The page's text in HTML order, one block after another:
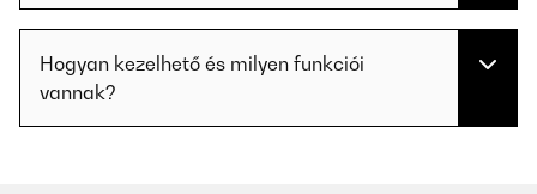
Hogyan kezelhető és milyen funkciói
vannak?